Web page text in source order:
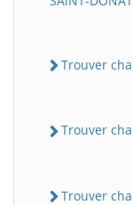
Trouver
Trouver
Trouver